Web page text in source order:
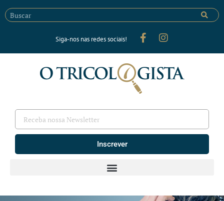
Siga-nos nas redes sociais!
Inscrever